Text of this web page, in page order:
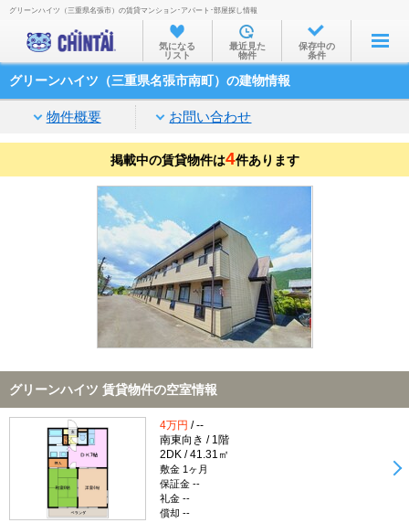
お部屋を探す
沿線・駅から
住所から
家賃相場から
通勤通学時間から
不動産会社から
TOP
グリーンハイツ（三重県名張市）の賃貸マンション･アパート･部屋探し情報
気になる
リスト
最近見た
物件
保存中の
条件
グリーンハイツ（三重県名張市南町）の建物情報
物件概要 お問い合わせ
掲載中の賃貸物件は4件あります
グリーンハイツ 賃貸物件の空室情報
4万円 / --
南東向き / 1階
2DK / 41.31㎡
敷金 1ヶ月
保証金 --
礼金 --
償却 --